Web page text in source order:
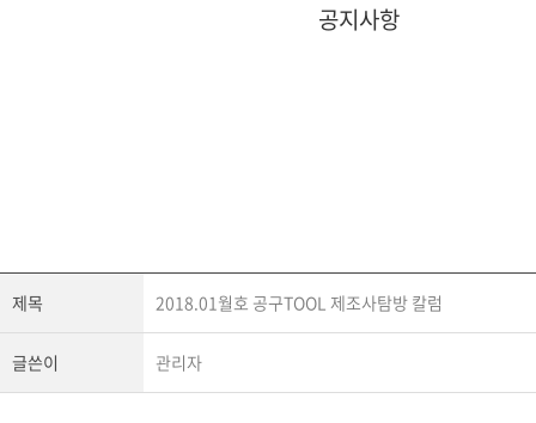
공지사항
제목 2018.01월호 공구TOOL 제조사탐방 칼럼
글쓴이 관리자